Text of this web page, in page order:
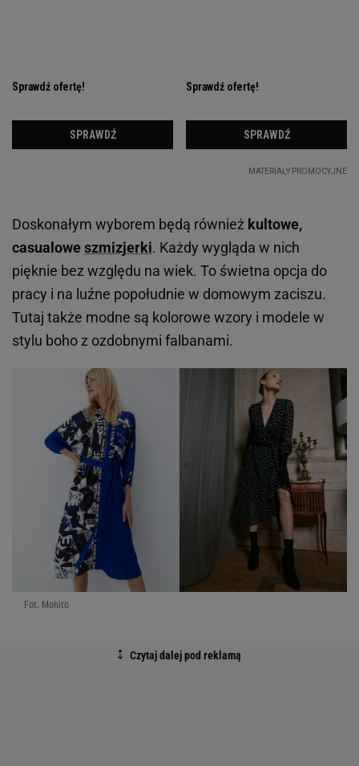
Doskonałym wyborem będą również kultowe,
casualoweszmizjerki. Każdy wygląda w nich
pięknie bez względu na wiek. To świetna opcja do
pracy i na luźne popołudnie w domowym zaciszu.
Tutaj także modne są kolorowe wzory i modele w
stylu boho z ozdobnymi falbanami.
Fot. Mohito